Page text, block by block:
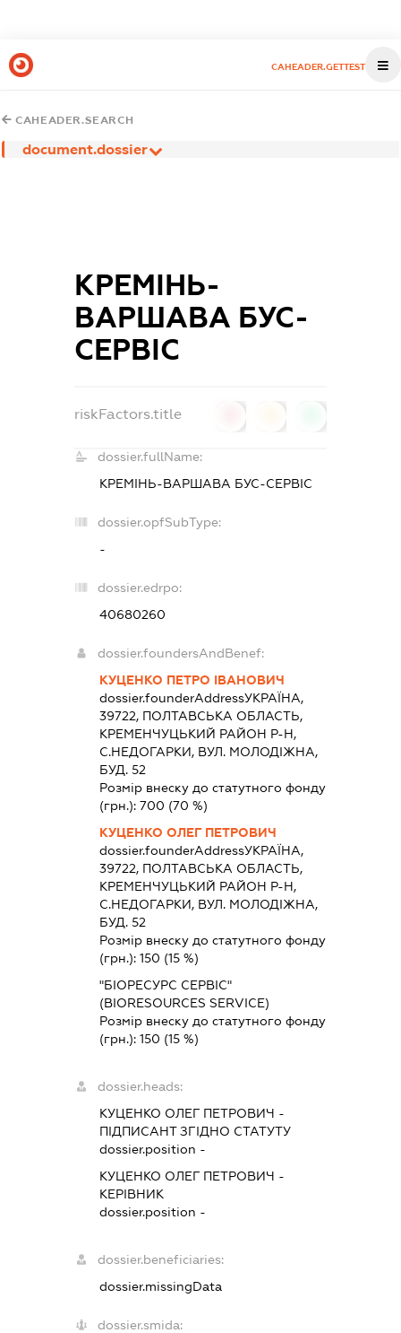
CAHEADER.GETTEST
CAHEADER.SEARCH
document.dossier
КРЕМІНЬ-
ВАРШАВА БУС-
СЕРВІС
riskFactors.title
dossier.fullName:
КРЕМІНЬ-ВАРШАВА БУС-СЕРВІС
dossier.opfSubType:
-
dossier.edrpo:
40680260
dossier.foundersAndBenef:
КУЦЕНКО ПЕТРО ІВАНОВИЧ
dossier.founderAddressУКРАЇНА,
39722, ПОЛТАВСЬКА ОБЛАСТЬ,
КРЕМЕНЧУЦЬКИЙ РАЙОН Р-Н,
С.НЕДОГАРКИ, ВУЛ. МОЛОДІЖНА,
БУД. 52
Розмір внеску до статутного фонду
(грн.): 700 (70 %)
КУЦЕНКО ОЛЕГ ПЕТРОВИЧ
dossier.founderAddressУКРАЇНА,
39722, ПОЛТАВСЬКА ОБЛАСТЬ,
КРЕМЕНЧУЦЬКИЙ РАЙОН Р-Н,
С.НЕДОГАРКИ, ВУЛ. МОЛОДІЖНА,
БУД. 52
Розмір внеску до статутного фонду
(грн.): 150 (15 %)
"БІОРЕСУРС СЕРВІС"
(BIORESOURCES SERVICE)
Розмір внеску до статутного фонду
(грн.): 150 (15 %)
dossier.heads:
КУЦЕНКО ОЛЕГ ПЕТРОВИЧ -
ПІДПИСАНТЗГІДНО СТАТУТУ
dossier.position -
КУЦЕНКО ОЛЕГ ПЕТРОВИЧ -
КЕРІВНИК
dossier.position -
dossier.beneficiaries:
dossier.missingData
dossier.smida: